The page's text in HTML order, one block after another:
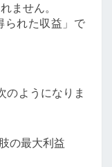
ません。
られた収益」で
のようになりま
の 最 大 利 益
の最大利益